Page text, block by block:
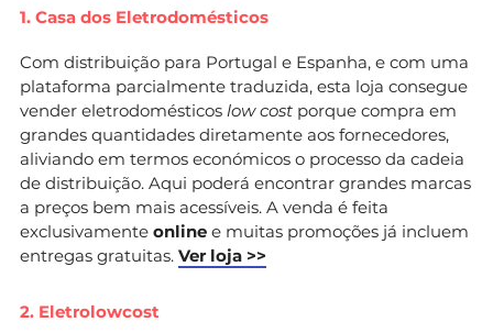
1. Casa dos Eletrodomésticos
Com distribuição para Portugal e Espanha, e com uma
plataforma parcialmente traduzida, esta loja consegue
vender eletrodomésticos low cost porque compra em
grandes quantidades diretamente aos fornecedores,
aliviando em termos económicos o processo da cadeia
de distribuição. Aqui poderá encontrar grandes marcas
a preços bem mais acessíveis. A venda é feita
exclusivamente online e muitas promoções já incluem
entregas gratuitas. Ver loja >>
2. Eletrolowcost